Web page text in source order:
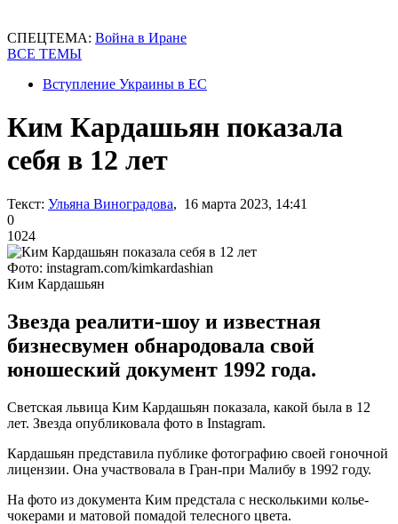
СПЕЦТЕМА: Война в Иране
ВСЕ ТЕМЫ
Вступление Украины в ЕС
Ким Кардашьян показала
себя в 12 лет
Текст: Ульяна Виноградова, 16 марта 2023, 14:41
0
1024
Фото: instagram.com/kimkardashian
Ким Кардашьян
Звезда реалити-шоу и известная
бизнесвумен обнародовала свой
юношеский документ 1992 года.
Светская львица Ким Кардашьян показала, какой была в 12
лет. Звезда опубликовала фото в Instagram.
Кардашьян представила публике фотографию своей гоночной
лицензии. Она участвовала в Гран-при Малибу в 1992 году.
На фото из документа Ким предстала с несколькими колье-
чокерами и матовой помадой телесного цвета.